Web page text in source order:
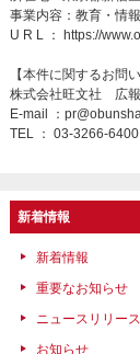
事業内容：教育・情
U R L ：
https://
【本件に関するお問
株式会社旺文社 広
E-mail ：
TEL ： 03-3266-
新着情報
新着情報
重要なお知らせ
ニュースリリース
お知らせ